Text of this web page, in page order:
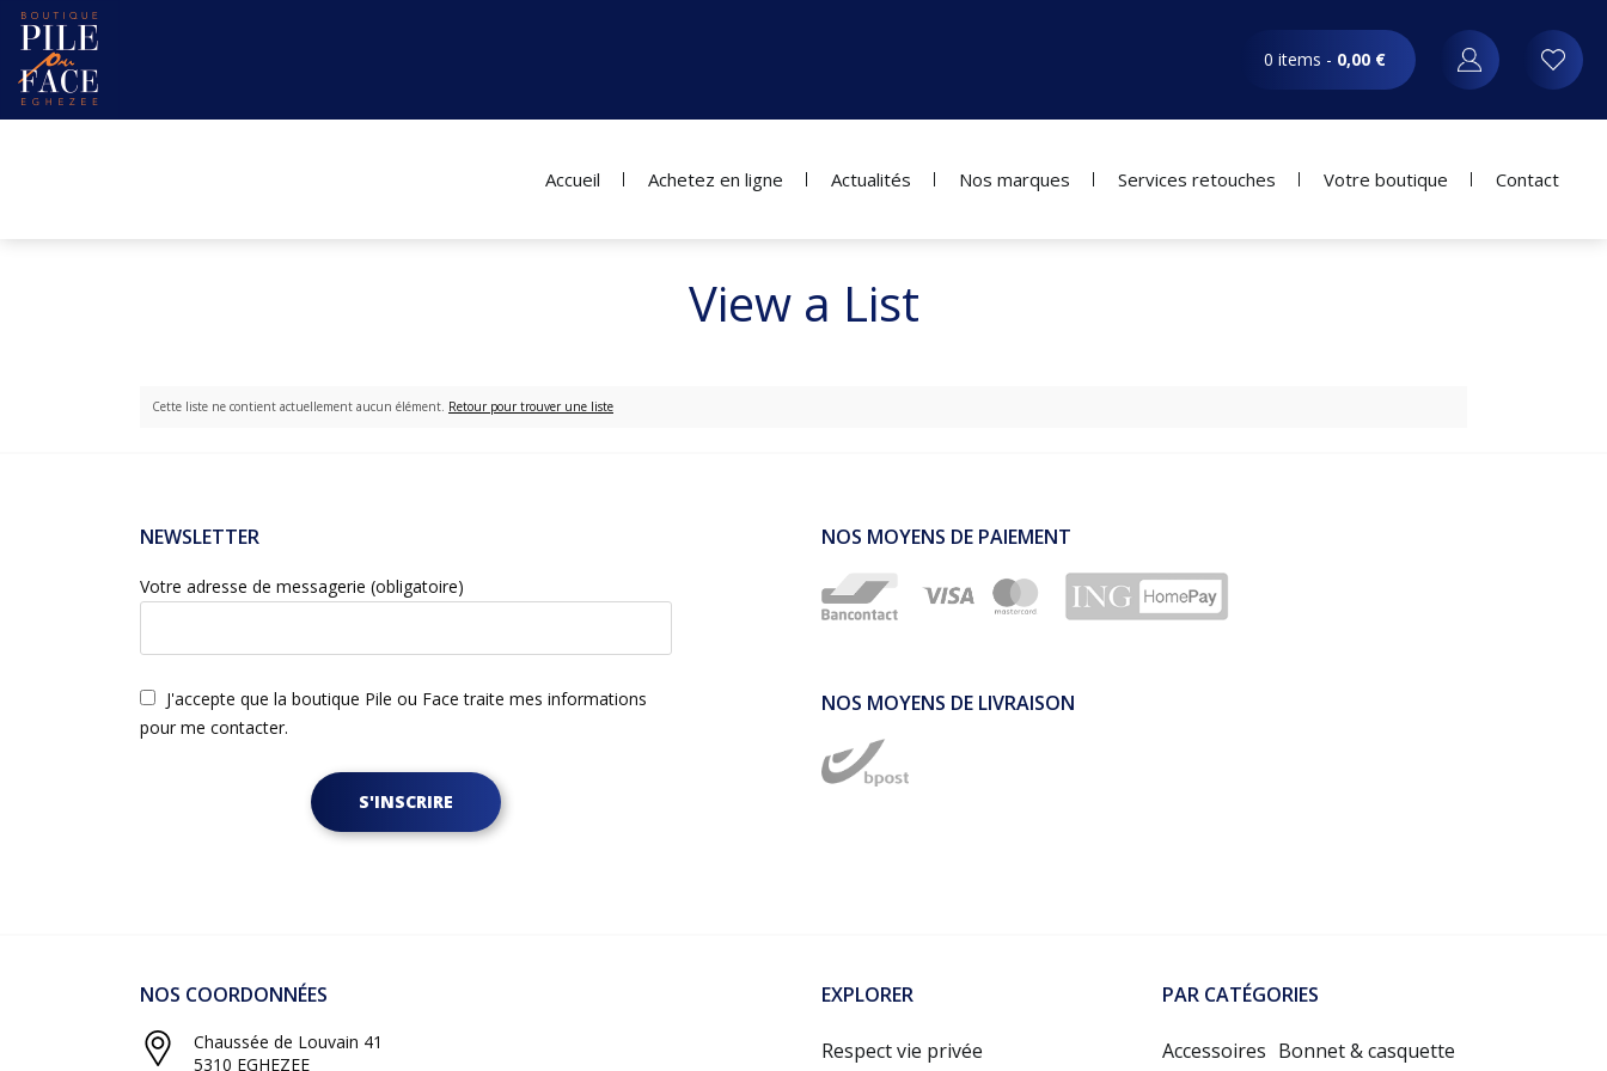
0 items - 0,00 €
Accueil Achetez en ligne Actualités Nos marques Services retouches Votre boutique Contact
View a List
Cette liste ne contient actuellement aucun élément. Retour pour trouver une liste
NEWSLETTER
Votre adresse de messagerie (obligatoire)
J'accepte que la boutique Pile ou Face traite mes informations
pour me contacter.
S'INSCRIRE
NOS MOYENS DE PAIEMENT
NOS MOYENS DE LIVRAISON
NOS COORDONNÉES
Chaussée de Louvain 41
5310 EGHEZEE
EXPLORER
Respect vie privée
PAR CATÉGORIES
Accessoires Bonnet & casquette